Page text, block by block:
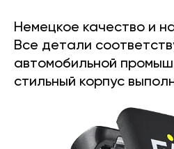
Немецкое качество и
Все детали
автомобильной
стильный корпус